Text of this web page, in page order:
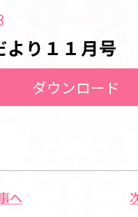
より１１月号
ダウンロード
へ